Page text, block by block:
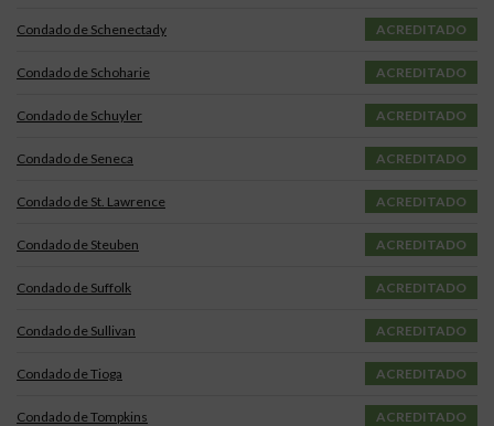
Condado de Schenectady ACREDITADO
Condado de Schoharie ACREDITADO
Condado de Schuyler ACREDITADO
Condado de Seneca ACREDITADO
Condado de St. Lawrence ACREDITADO
Condado de Steuben ACREDITADO
Condado de Suffolk ACREDITADO
Condado de Sullivan ACREDITADO
Condado de Tioga ACREDITADO
Condado de Tompkins ACREDITADO